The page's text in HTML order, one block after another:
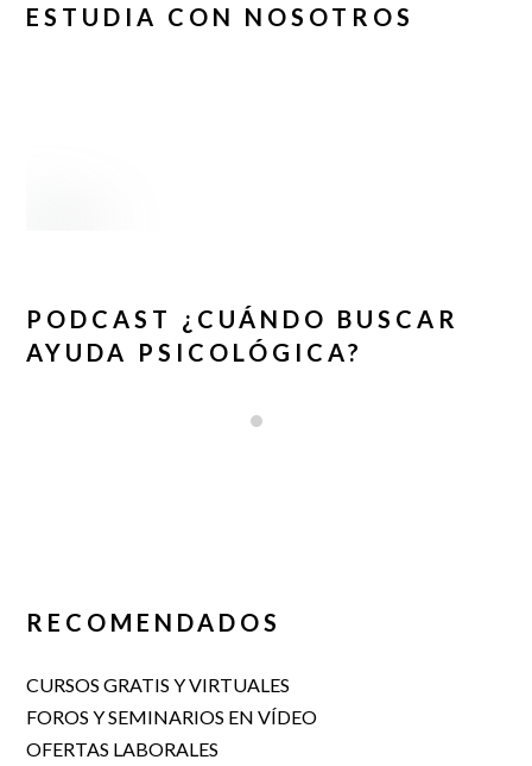
ESTUDIA CON NOSOTROS
PODCAST ¿CUÁNDO BUSCAR
AYUDA PSICOLÓGICA?
RECOMENDADOS
CURSOS GRATIS Y VIRTUALES
FOROS Y SEMINARIOS EN VÍDEO
OFERTAS LABORALES